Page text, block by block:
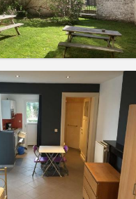
Info
€
Info
€
100 €
12 months
With conditions